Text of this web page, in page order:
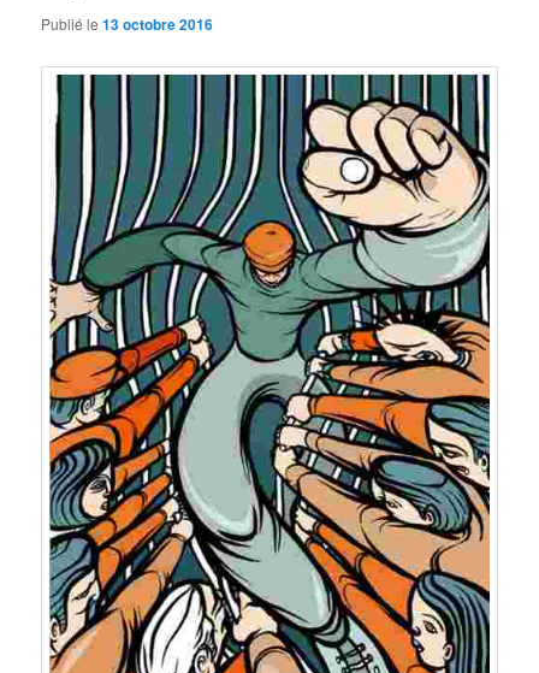
Publié le13 octobre 2016